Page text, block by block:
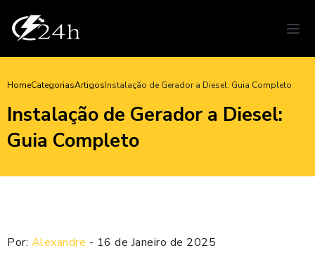
HomeCategoriasArtigosInstalação de Gerador a Diesel: Guia Completo
Instalação de Gerador a Diesel:
Guia Completo
Por: Alexandre - 16 de Janeiro de 2025